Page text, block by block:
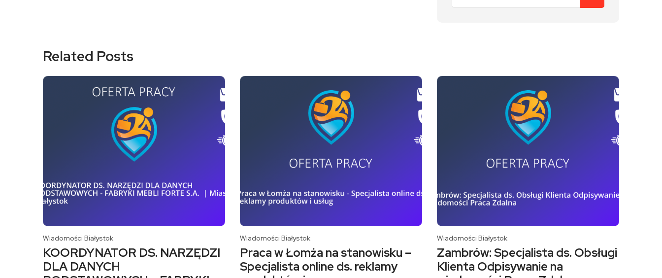
Related Posts
Wiadomości Białystok
KOORDYNATOR DS. NARZĘDZI
DLA DANYCH
Wiadomości Białystok
Praca w Łomża na stanowisku –
Specjalista online ds. reklamy
Wiadomości Białystok
Zambrów: Specjalista ds. Obsługi
Klienta Odpisywanie na